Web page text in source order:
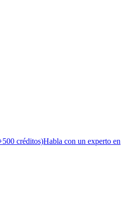
créditos)Habla con un experto en